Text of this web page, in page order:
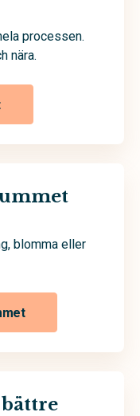
processen.
nära.
blomma eller